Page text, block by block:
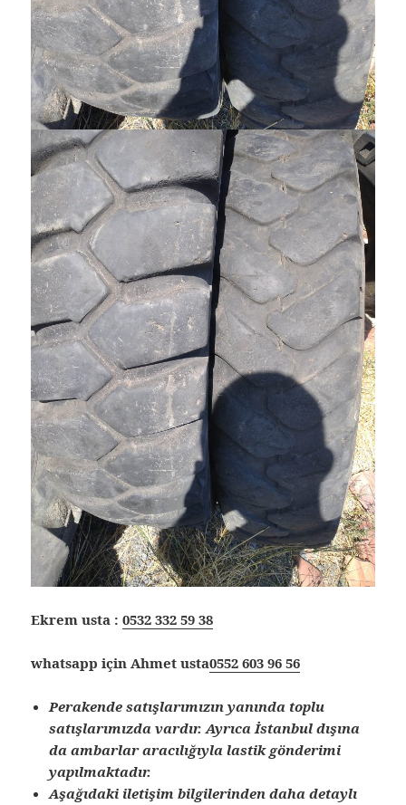
Ekrem usta :0532 332 59 38
whatsapp için Ahmet usta0552 603 96 56
Perakende satışlarımızın yanında toplu
satışlarımızda vardır. Ayrıca İstanbul dışına
da ambarlar aracılığıyla lastik gönderimi
yapılmaktadır.
Aşağıdaki iletişim bilgilerinden daha detaylı